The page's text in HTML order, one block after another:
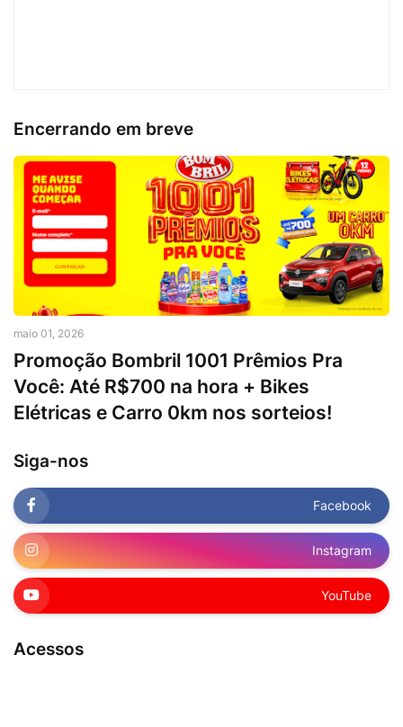
Encerrando em breve
maio 01, 2026
Promoção Bombril 1001 Prêmios Pra
Você: Até R$700 na hora + Bikes
Elétricas e Carro 0km nos sorteios!
Siga-nos
Facebook
Instagram
YouTube
Acessos